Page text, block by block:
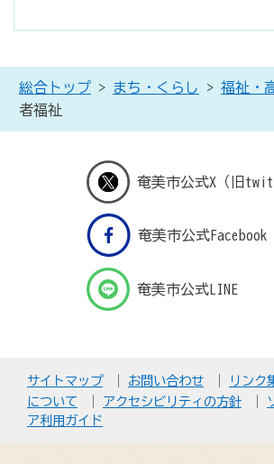
総合トップ > まち・くらし > 福祉・
者福祉
奄美市公式X（旧
奄美市公式Facebook
奄美市公式LINE
サイトマップ お問い合わせ リンク
について
アクセシビリティの方針
ア利用ガイド